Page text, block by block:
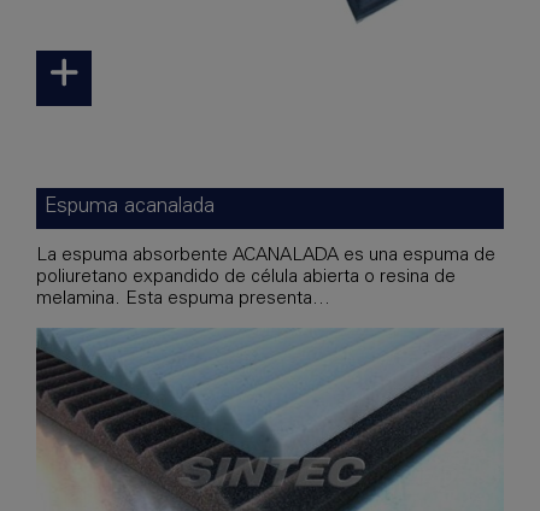
Espuma acanalada
La espuma absorbente ACANALADA es una espuma de
poliuretano expandido de célula abierta o resina de
melamina. Esta espuma presenta...